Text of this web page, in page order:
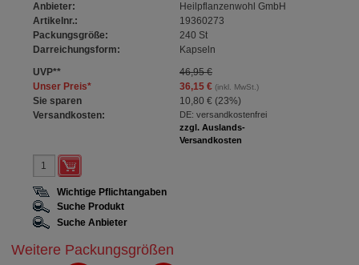
Anbieter:
Heilpflanzenwohl GmbH
Artikelnr.:
19360273
Packungsgröße:
240 St
Darreichungsform:
Kapseln
UVP**
46,95 €
Unser Preis* 36,15 €(inkl. MwSt.)
Sie sparen 10,80 € (23%)
Versandkosten:
DE: versandkostenfrei
zzgl. Auslands-
Versandkosten
Wichtige Pflichtangaben
Suche Produkt
Suche Anbieter
Weitere Packungsgrößen